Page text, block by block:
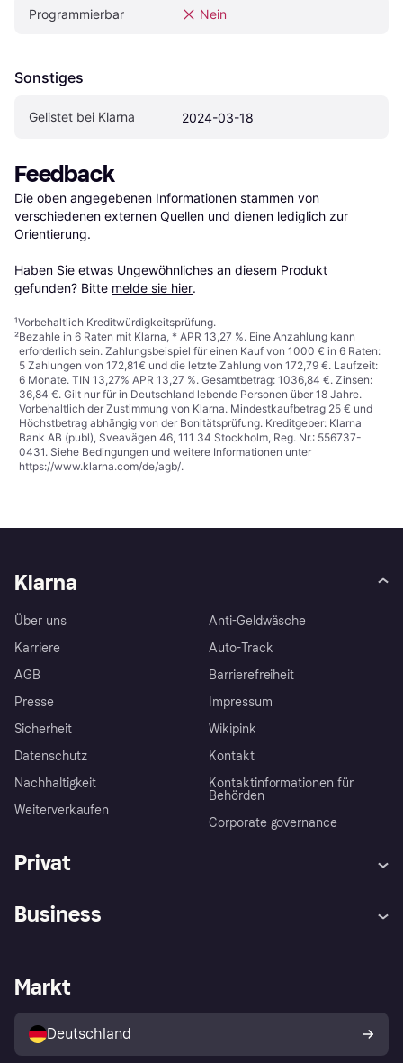
Programmierbar Nein
Sonstiges
Gelistet bei Klarna 2024-03-18
Feedback
Die oben angegebenen Informationen stammen von
verschiedenen externen Quellen und dienen lediglich zur
Orientierung.
Haben Sie etwas Ungewöhnliches an diesem Produkt
gefunden? Bitte melde sie hier.
¹Vorbehaltlich Kreditwürdigkeitsprüfung.
²Bezahle in 6 Raten mit Klarna, * APR 13,27 %. Eine Anzahlung kann
erforderlich sein. Zahlungsbeispiel für einen Kauf von 1000 € in 6 Raten:
5 Zahlungen von 172,81€ und die letzte Zahlung von 172,79 €. Laufzeit:
6 Monate. TIN 13,27% APR 13,27 %. Gesamtbetrag: 1036,84 €. Zinsen:
36,84 €. Gilt nur für in Deutschland lebende Personen über 18 Jahre.
Vorbehaltlich der Zustimmung von Klarna. Mindestkaufbetrag 25 € und
Höchstbetrag abhängig von der Bonitätsprüfung. Kreditgeber: Klarna
Bank AB (publ), Sveavägen 46, 111 34 Stockholm, Reg. Nr.: 556737-
0431. Siehe Bedingungen und weitere Informationen unter
https://www.klarna.com/de/agb/.
Klarna
Über uns
Karriere
AGB
Presse
Sicherheit
Datenschutz
Nachhaltigkeit
Weiterverkaufen
Anti-Geldwäsche
Auto-Track
Barrierefreiheit
Impressum
Wikipink
Kontakt
Kontaktinformationen für
Behörden
Corporate governance
Privat
Klarna App
Shops entdecken
Käuferschutzrichtlinie
Dein Widerrufsrecht
Business
Händlerportal
Markt
Deutschland